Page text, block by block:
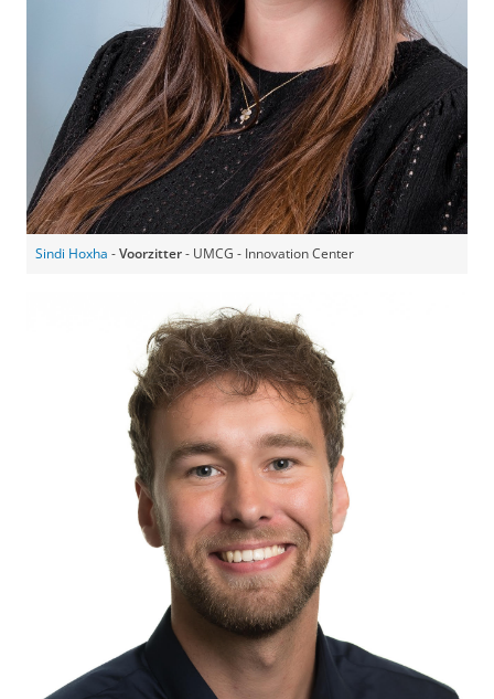
Sindi Hoxha -Voorzitter- UMCG - Innovation Center